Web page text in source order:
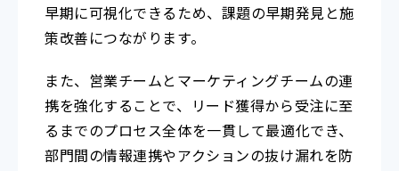
早期に可視化できるため、課題の早期発見と施
策改善につながります。
また、営業チームとマーケティングチームの連
携を強化することで、リード獲得から受注に至
るまでのプロセス全体を一貫して最適化でき、
部門間の情報連携やアクションの抜け漏れを防